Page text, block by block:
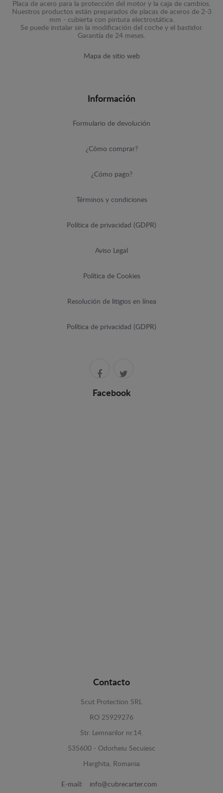
Placa de acero para la protección del motor y la caja de cambios.
Nuestros productos están preparados de placas de aceros de 2-3
mm - cubierta con pintura electrostática.
Se puede instalar sin la modificación del coche y el bastidor.
Garantía de 24 meses.
Mapa de sitio web
Información
Formulario de devolución
¿Cómo comprar?
¿Cómo pago?
Términos y condiciones
Política de privacidad (GDPR)
Aviso Legal
Política de Cookies
Resolución de litigios en línea
Política de privacidad (GDPR)
Facebook
Contacto
Scut Protection SRL
RO 25929276
Str. Lemnarilor nr.14.
535600 - Odorheiu Secuiesc
Harghita, Romania
E-mail: info@cubrecarter.com